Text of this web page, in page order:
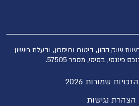
שוק ההון, ביטוח וחיסכון, ובעלת רישיון
פיננסי, בסיסי, מספר 57505.
שמורות 2026
הצהרת נגישות